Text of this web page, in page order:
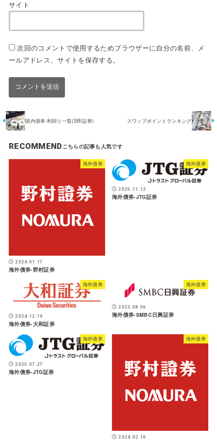
サイト
次回のコメントで使用するためブラウザーに自分の名前、メ
ールアドレス、サイトを保存する。
国内債券-利回り一覧(SBI証券) スワップポイントランキング
RECOMMEND
海外債券
2024.01.17
海外債券-野村証券
海外債券
2025.11.12
海外債券-JTG証券
海外債券
2024.12.19
海外債券-大和証券
海外債券
2023.08.06
海外債券-SMBC日興証券
海外債券
2025.07.27
海外債券-JTG証券
海外債券
2024.02.16